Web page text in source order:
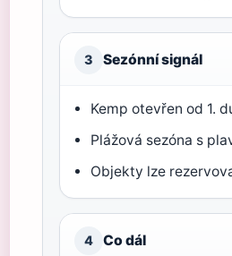
3 Sezónní signál
Kemp otevřen od 1.
Plážová sezóna s
Objekty lze
4 Co dál